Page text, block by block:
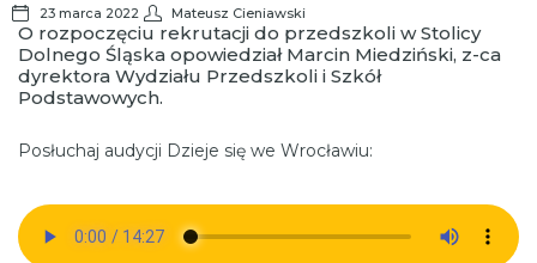
23 marca 2022 Mateusz Cieniawski
O rozpoczęciu rekrutacji do przedszkoli w Stolicy
Dolnego Śląska opowiedział Marcin Miedziński, z-ca
dyrektora Wydziału Przedszkoli i Szkół
Podstawowych.
Posłuchaj audycji Dzieje się we Wrocławiu: